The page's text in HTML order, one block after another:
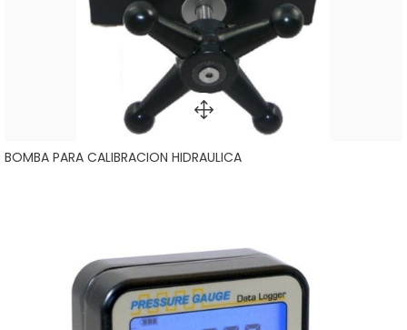
BOMBA PARA CALIBRACION HIDRAULICA